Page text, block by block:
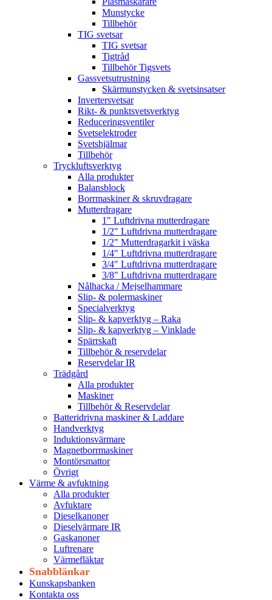
Munstycke
Tillbehör
TIG svetsar
TIG svetsar
Tigtråd
Tillbehör Tigsvets
Gassvetsutrustning
Skärmunstycken & svetsinsatser
Invertersvetsar
Rikt- & punktsvetsverktyg
Reduceringsventiler
Svetselektroder
Svetshjälmar
Tillbehör
Tryckluftsverktyg
Alla produkter
Balansblock
Borrmaskiner & skruvdragare
Mutterdragare
1" Luftdrivna mutterdragare
1/2" Luftdrivna mutterdragare
1/2" Mutterdragarkit i väska
1/4" Luftdrivna mutterdragare
3/4" Luftdrivna mutterdragare
3/8" Luftdrivna mutterdragare
Nålhacka / Mejselhammare
Slip- & polermaskiner
Specialverktyg
Slip- & kapverktyg – Raka
Slip- & kapverktyg – Vinklade
Spärrskaft
Tillbehör & reservdelar
Reservdelar IR
Trädgård
Alla produkter
Maskiner
Tillbehör & Reservdelar
Batteridrivna maskiner & Laddare
Handverktyg
Induktionsvärmare
Magnetborrmaskiner
Montörsmattor
Övrigt
Värme & avfuktning
Alla produkter
Avfuktare
Dieselkanoner
Dieselvärmare IR
Gaskanoner
Luftrenare
Värmefläktar
Snabblänkar
Kunskapsbanken
Kontakta oss